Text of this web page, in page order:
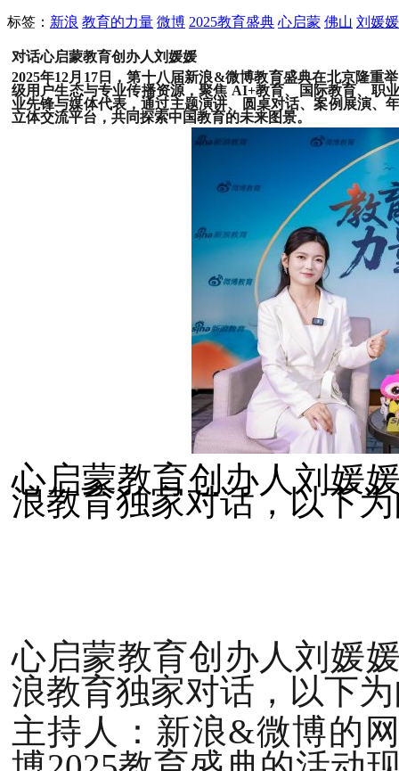
标签： 新浪 教育的力量 微博 2025教育盛典 心启蒙 佛山 刘媛媛
对话心启蒙教育创办人刘媛媛
2025年12月17日，第十八届新浪&微博教育盛典在北京隆重
级用户生态与专业传播资源，聚焦 AI+教育、国际教育、职
业先锋与媒体代表，通过主题演讲、圆桌对话、案例展演
立体交流平台，共同探索中国教育的未来图景。
心启蒙教育创办人刘媛
浪教育独家对话，以下
心启蒙教育创办人刘媛
浪教育独家对话，以下
主持人：新浪&微博的